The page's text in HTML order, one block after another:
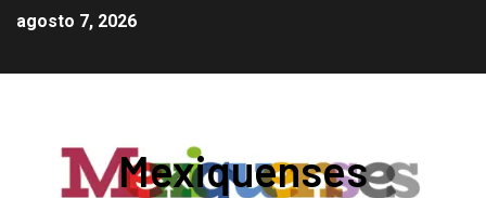
agosto 7, 2026
Mexiquenses